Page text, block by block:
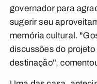
governador para
sugerir seu
memória cultural.
discussões do
destinação",